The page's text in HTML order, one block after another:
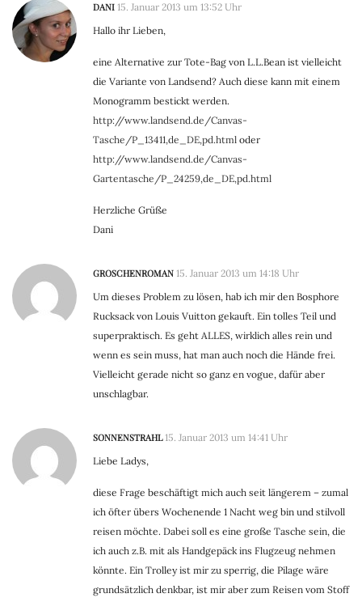
DANI 15. Januar 2013 um 13:52 Uhr
Hallo ihr Lieben,
eine Alternative zur Tote-Bag von L.L.Bean ist vielleicht
die Variante von Landsend? Auch diese kann mit einem
Monogramm bestickt werden.
http://www.landsend.de/Canvas-
Tasche/P_13411,de_DE,pd.html oder
http://www.landsend.de/Canvas-
Gartentasche/P_24259,de_DE,pd.html
Herzliche Grüße
Dani
GROSCHENROMAN 15. Januar 2013 um 14:18 Uhr
Um dieses Problem zu lösen, hab ich mir den Bosphore
Rucksack von Louis Vuitton gekauft. Ein tolles Teil und
superpraktisch. Es geht ALLES, wirklich alles rein und
wenn es sein muss, hat man auch noch die Hände frei.
Vielleicht gerade nicht so ganz en vogue, dafür aber
unschlagbar.
SONNENSTRAHL 15. Januar 2013 um 14:41 Uhr
Liebe Ladys,
diese Frage beschäftigt mich auch seit längerem – zumal
ich öfter übers Wochenende 1 Nacht weg bin und stilvoll
reisen möchte. Dabei soll es eine große Tasche sein, die
ich auch z.B. mit als Handgepäck ins Flugzeug nehmen
könnte. Ein Trolley ist mir zu sperrig, die Pilage wäre
grundsätzlich denkbar, ist mir aber zum Reisen vom Stoff